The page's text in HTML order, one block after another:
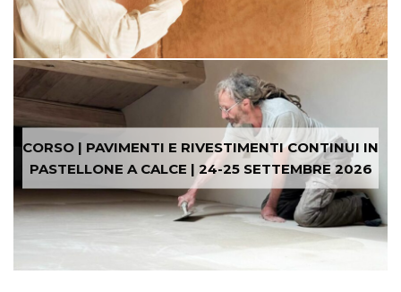
CORSO | PAVIMENTI E RIVESTIMENTI CONTINUI IN
PASTELLONE A CALCE | 24-25 SETTEMBRE 2026